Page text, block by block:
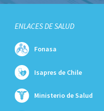
ENLACES DE SALUD
Fonasa
Isapres de Chile
Ministerio de Salud